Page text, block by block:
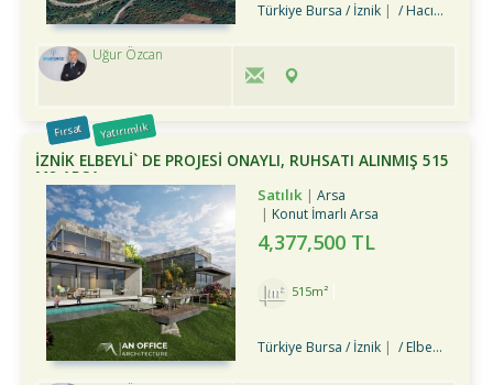
Türkiye Bursa / İznik / Hacıosman Köyü
Uğur Özcan
Fırsat Yatırımlık
İZNİK ELBEYLİ` DE PROJESİ ONAYLI, RUHSATI ALINMIŞ 515
M2 ARSA
Satılık
Arsa
Konut İmarlı Arsa
4,377,500 TL
515m²
Türkiye Bursa / İznik / Elbeyli Bld.